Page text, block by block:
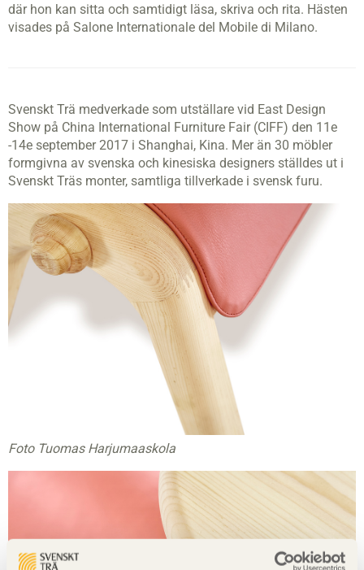
där hon kan sitta och samtidigt läsa, skriva och rita. Hästen
visades på Salone Internationale del Mobile di Milano.
Svenskt Trä medverkade som utställare vid East Design
Show på China International Furniture Fair (CIFF) den 11e
-14e september 2017 i Shanghai, Kina. Mer än 30 möbler
formgivna av svenska och kinesiska designers ställdes ut i
Svenskt Träs monter, samtliga tillverkade i svensk furu.
Foto Tuomas Harjumaaskola